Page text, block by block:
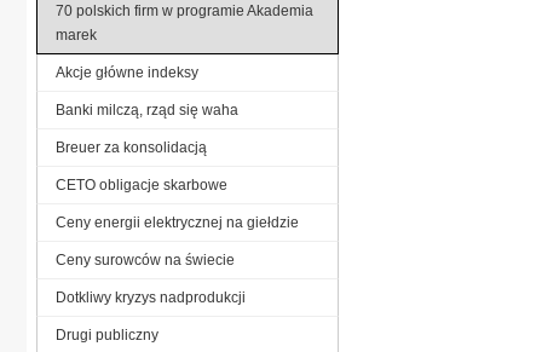
70 polskich firm w programie Akademia
marek
Akcje główne indeksy
Banki milczą, rząd się waha
Breuer za konsolidacją
CETO obligacje skarbowe
Ceny energii elektrycznej na giełdzie
Ceny surowców na świecie
Dotkliwy kryzys nadprodukcji
Drugi publiczny